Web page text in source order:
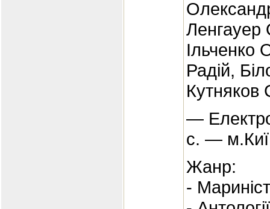
Ленгауер
Ільченко
Радій,
Кутняков
—
с. —
Жанр:
-